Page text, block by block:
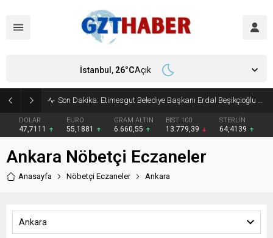
Son Dakika: Etimesgut Belediye Başkanı Erdal Beşikçioğlu görevden uzaklaştırıldı
DOLAR
47,7111
EURO
55,1881
GRAM ALTIN
6.660,55
BIST 100
13.779,39
STERLİN
64,4139
İstanbul, 26°CAçık
Ankara Nöbetçi Eczaneler
Anasayfa Nöbetçi Eczaneler Ankara
Ankara